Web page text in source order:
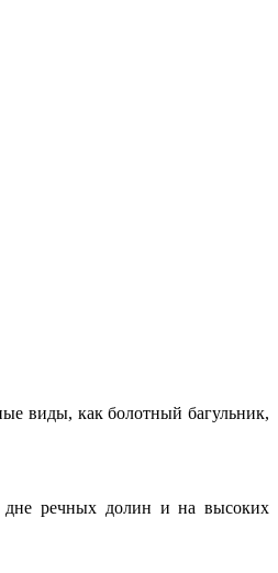
виды, как болот­ный багульник,
дне речных долин и на высоких